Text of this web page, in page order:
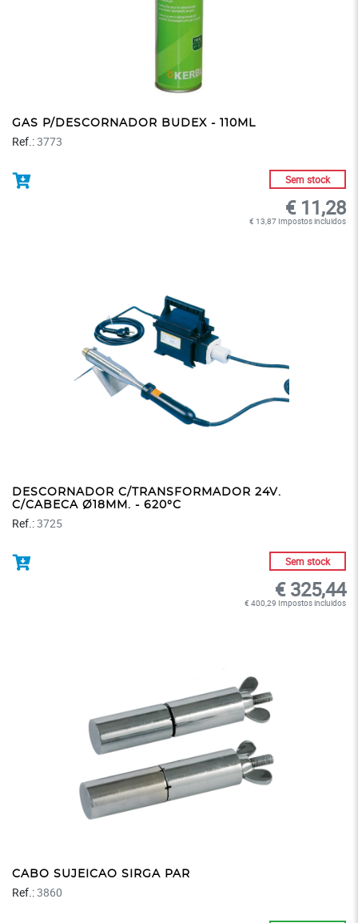
GAS P/DESCORNADOR BUDEX - 110ML
Ref.:3773
Sem stock
€ 11,28
€ 13,87 Impostos incluidos
DESCORNADOR C/TRANSFORMADOR 24V.
C/CABECA Ø18MM. - 620°C
Ref.:3725
Sem stock
€ 325,44
€ 400,29 Impostos incluidos
CABO SUJEICAO SIRGA PAR
Ref.:3860